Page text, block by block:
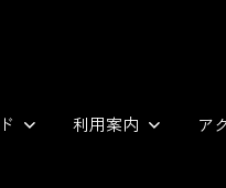
利用案内 ア